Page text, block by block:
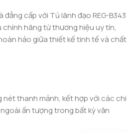
cấp với Tủ lãnh đạo REG-B343
chính hãng từ thương hiệu uy tín,
hảo giữa thiết kế tinh tế và chất
nét thanh mảnh, kết hợp với các chi
ấn tượng trong bất kỳ văn